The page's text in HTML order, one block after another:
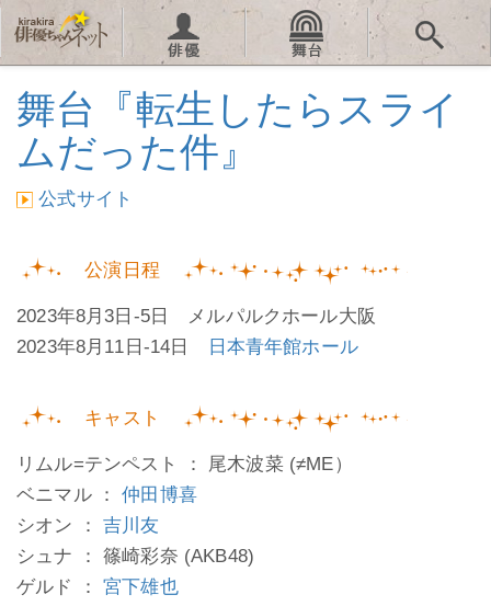
舞台『転生したらスライ
ムだった件』
公式サイト
公演日程
2023年8月3日-5日 メルパルクホール大阪
2023年8月11日-14日
日本青年館ホール
キャスト
リムル=テンペスト ： 尾木波菜 (≠ME）
ベニマル ：仲田博喜
シオン ：吉川友
シュナ ： 篠崎彩奈 (AKB48)
ゲルド ：宮下雄也